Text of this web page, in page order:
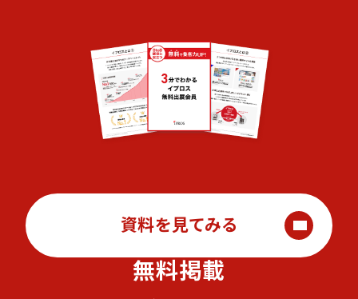
資料を見てみる
無料掲載